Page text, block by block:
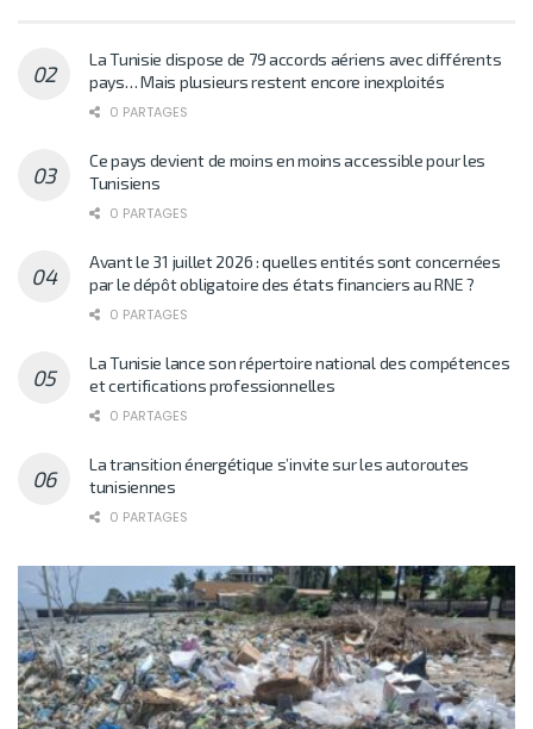
La Tunisie dispose de 79 accords aériens avec différents
pays… Mais plusieurs restent encore inexploités
0 PARTAGES
Ce pays devient de moins en moins accessible pour les
Tunisiens
0 PARTAGES
Avant le 31 juillet 2026 : quelles entités sont concernées
par le dépôt obligatoire des états financiers au RNE ?
0 PARTAGES
La Tunisie lance son répertoire national des compétences
et certifications professionnelles
0 PARTAGES
La transition énergétique s’invite sur les autoroutes
tunisiennes
0 PARTAGES